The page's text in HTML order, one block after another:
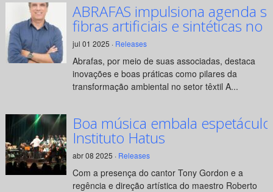
ABRAFAS impulsiona agenda
fibras artificiais e sintéticas no
jul 01 2025 · Releases
Abrafas, por meio de suas associadas, destaca
inovações e boas práticas como pilares da
transformação ambiental no setor têxtil A...
Boa música embala
Instituto Hatus
abr 08 2025 · Releases
Com a presença do cantor Tony Gordon e a
regência e direção artística do maestro Roberto